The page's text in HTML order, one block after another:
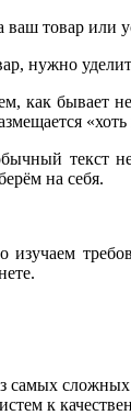
ваш товар или
нужно
как бывает
текст
на себя.
изучаем
самых
к